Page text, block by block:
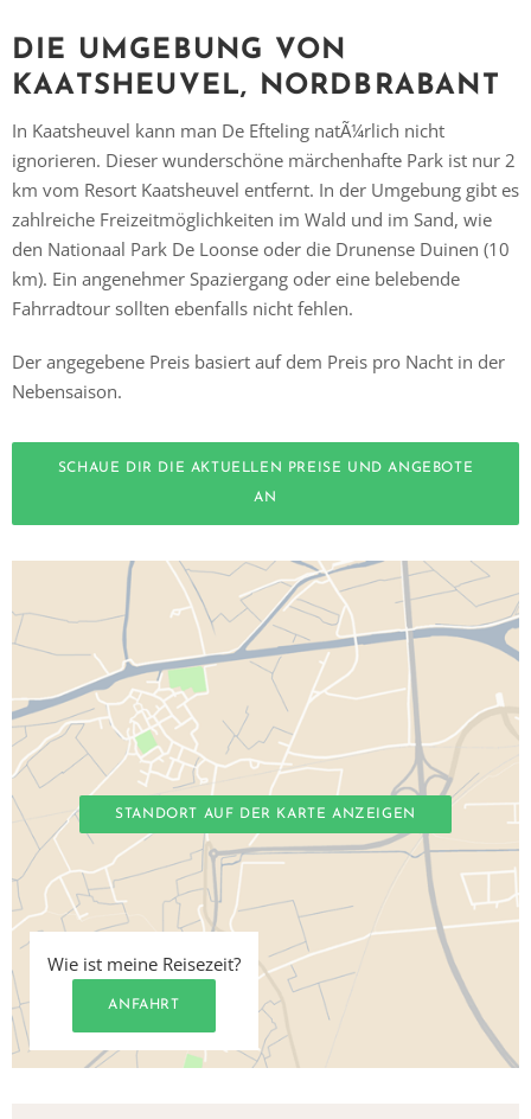
DIE UMGEBUNG VON
KAATSHEUVEL, NORDBRABANT
In Kaatsheuvel kann man De Efteling natÃ¼rlich nicht
ignorieren. Dieser wunderschöne märchenhafte Park ist nur 2
km vom Resort Kaatsheuvel entfernt. In der Umgebung gibt es
zahlreiche Freizeitmöglichkeiten im Wald und im Sand, wie
den Nationaal Park De Loonse oder die Drunense Duinen (10
km). Ein angenehmer Spaziergang oder eine belebende
Fahrradtour sollten ebenfalls nicht fehlen.
Der angegebene Preis basiert auf dem Preis pro Nacht in der
Nebensaison.
SCHAUE DIR DIE AKTUELLEN PREISE UND ANGEBOTE
AN
STANDORT AUF DER KARTE ANZEIGEN
Wie ist meine Reisezeit?
ANFAHRT
Vielen Dank für das Abonnieren unseres Newsletters.